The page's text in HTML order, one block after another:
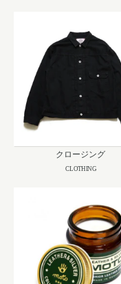
クロージング
CLOTHING